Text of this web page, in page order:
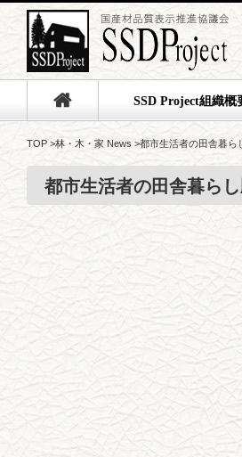
SSD Project組織概
TOP >林・木・家 News >都市生活者の田舎暮
都市生活者の田舎暮ら